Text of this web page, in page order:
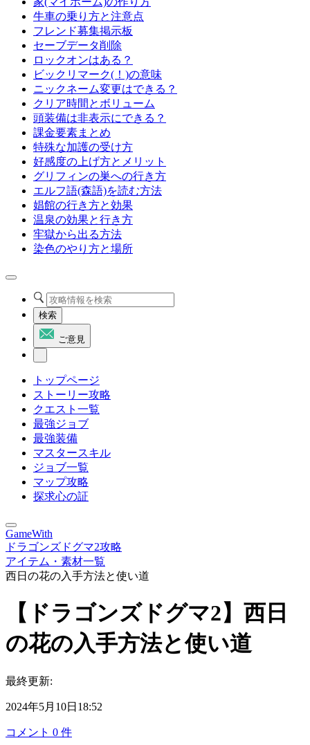
牛車の乗り方と注意点
フレンド募集掲示板
セーブデータ削除
ロックオンはある？
ビックリマーク(！)の意味
ニックネーム変更はできる？
クリア時間とボリューム
頭装備は非表示にできる？
課金要素まとめ
特殊な加護の受け方
好感度の上げ方とメリット
グリフィンの巣への行き方
エルフ語(森語)を読む方法
娼館の行き方と効果
温泉の効果と行き方
牢獄から出る方法
染色のやり方と場所
検索
ご意見
トップページ
ストーリー攻略
クエスト一覧
最強ジョブ
最強装備
マスタースキル
ジョブ一覧
マップ攻略
探求心の証
GameWith
ドラゴンズドグマ2攻略
アイテム・素材一覧
西日の花の入手方法と使い道
【ドラゴンズドグマ2】西日
の花の入手方法と使い道
最終更新:
2024年5月10日18:52
コメント 0 件